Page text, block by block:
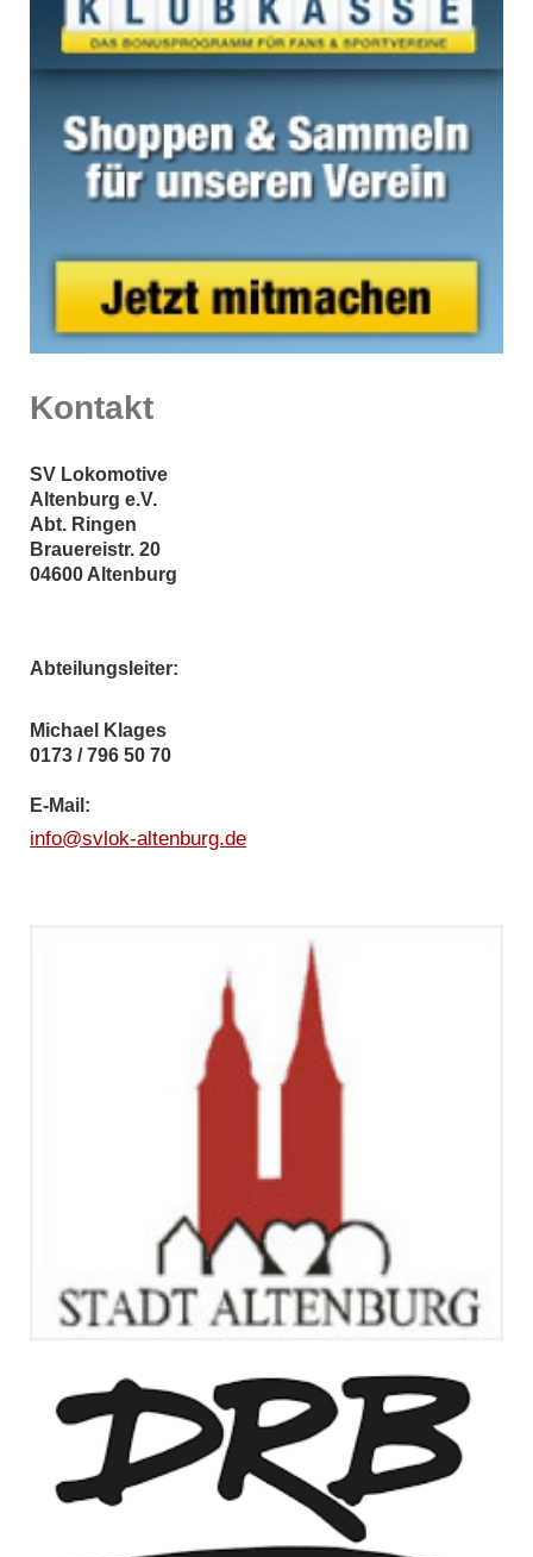
Kontakt
SV Lokomotive
Altenburg e.V.
Abt. Ringen
Brauereistr. 20
04600 Altenburg
Abteilungsleiter:
Michael Klages
0173 / 796 50 70
E-Mail:
info@svlok-altenburg.de